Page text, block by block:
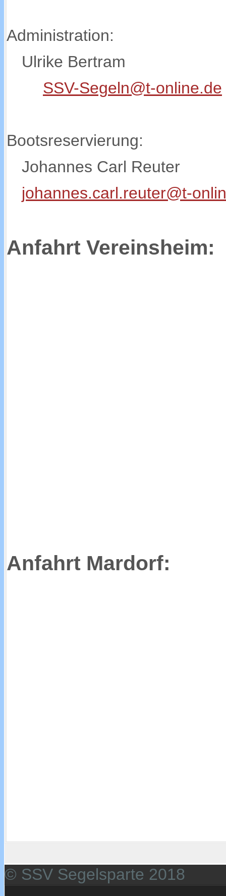
Administration:
Ulrike Bertram
SSV-Segeln@t-online.de
Bootsreservierung:
Johannes Carl Reuter
johannes.carl.reuter@t-
Anfahrt Vereinsheim:
Anfahrt Mardorf:
© SSV Segelsparte 2018